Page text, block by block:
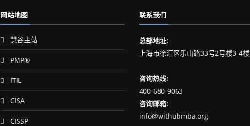
网站地图
慧谷主站
PMP®
ITIL
CISA
CISSP
联系我们
总部地址:
上海市徐汇区乐山路33号2号楼3-4楼
咨询热线:
400-680-9063
咨询邮箱:
info@withubmba.org